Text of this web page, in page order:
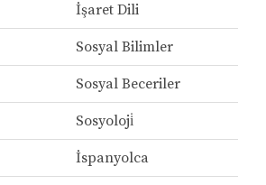
İşaret Dili
Sosyal Bilimler
Sosyal Beceriler
Sosyoloji̇
İspanyolca